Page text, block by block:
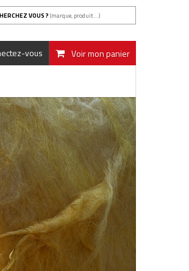
VOUS ? (marque, produit...)
Voir mon panier
vous